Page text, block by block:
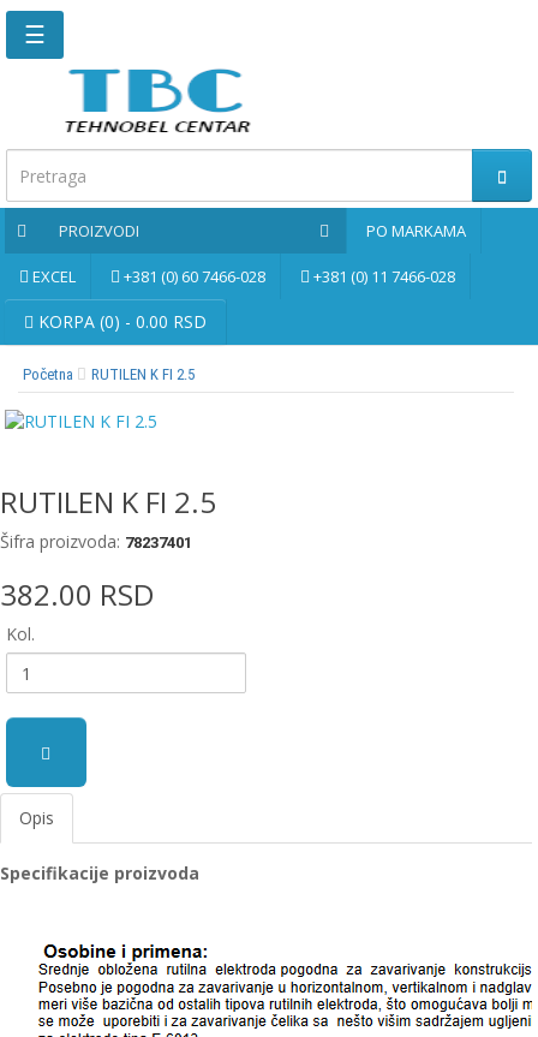
Glavna
Kontaktirajte
nas
Po
markama
PROIZVODI
Bernardo
rezne
ploče
aparati
zavarivanje
Prenosni
računari
Pribor
za
zavarivanje
Alati
☰
PROIZVODI PO MARKAMA
EXCEL +381 (0) 60 7466-028 +381 (0) 11 7466-028
KORPA (0) - 0.00 RSD
Početna RUTILEN K FI 2.5
RUTILEN K FI 2.5
Šifra proizvoda: 78237401
382.00 RSD
Kol.
Opis
Specifikacije proizvoda